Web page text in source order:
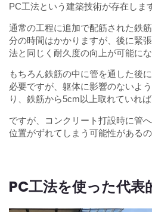
PC工法という建築技術が存在しま
通常の工程に追加で配筋された鉄
分の時間はかかりますが、後に緊
法と同じく耐久度の向上が可能にな
もちろん鉄筋の中に管を通した後
必要ですが、躯体に影響のないよ
り、鉄筋から5cm以上取れていれば
ですが、コンクリート打設時に管
位置がずれてしまう可能性がある
PC工法を使った代表